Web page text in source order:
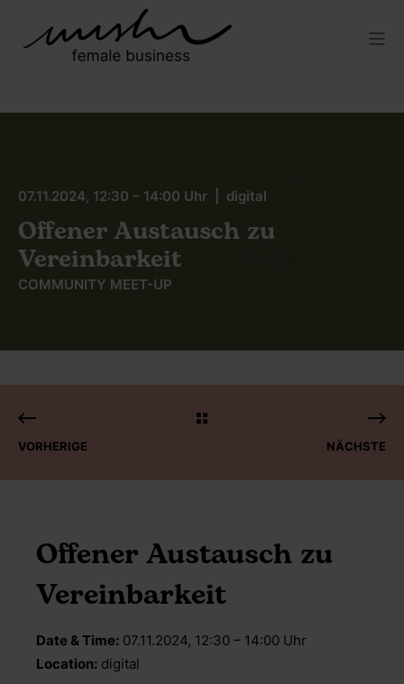
07.11.2024, 12:30 – 14:00 Uhr | digital
Offener Austausch zu
Vereinbarkeit
COMMUNITY MEET-UP
VORHERIGE NÄCHSTE
Offener Austausch zu
Vereinbarkeit
Date & Time: 07.11.2024, 12:30 – 14:00 Uhr
Location: digital